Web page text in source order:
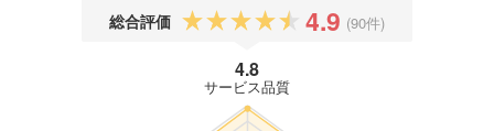
総合評価 4.9 (90件)
4.8
サービス品質